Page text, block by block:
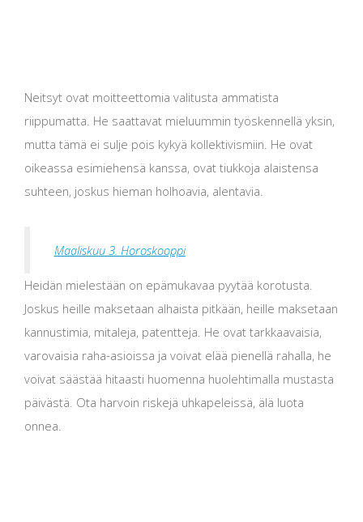
Neitsyt ovat moitteettomia valitusta ammatista
riippumatta. He saattavat mieluummin työskennellä yksin,
mutta tämä ei sulje pois kykyä kollektivismiin. He ovat
oikeassa esimiehensä kanssa, ovat tiukkoja alaistensa
suhteen, joskus hieman holhoavia, alentavia.
Maaliskuu 3. Horoskooppi
Heidän mielestään on epämukavaa pyytää korotusta.
Joskus heille maksetaan alhaista pitkään, heille maksetaan
kannustimia, mitaleja, patentteja. He ovat tarkkaavaisia,
varovaisia ​​raha-asioissa ja voivat elää pienellä rahalla, he
voivat säästää hitaasti huomenna huolehtimalla mustasta
päivästä. Ota harvoin riskejä uhkapeleissä, älä luota
onnea.